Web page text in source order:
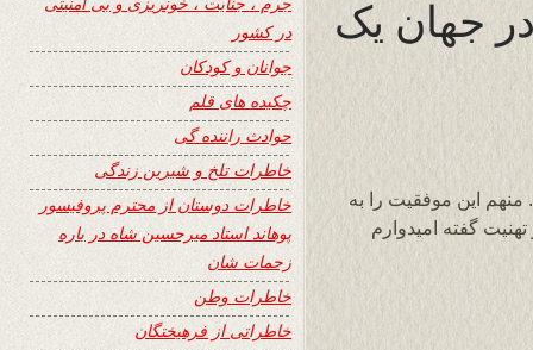
در جهان یک
این موفقیت را به
گفته امیدوارم
در کشور
جوانان و کودکان
چکیده های قلم
حوادث راننده گی
خاطرات تلخ و شیرین زندگی
خاطرات دوستان از محترم پروفیسور
پوهاند استاد میرحسین شاه در باره
زحمات شان
خاطرات وطن
خاطراتی از فرهیختگان